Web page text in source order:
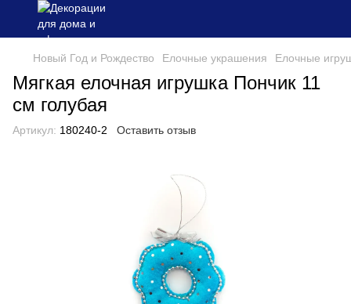
Новый Год и Рождество Елочные украшения Елочные
Мягкая елочная игрушка Пончик 11
см голубая
Артикул: 180240-2 Оставить отзыв